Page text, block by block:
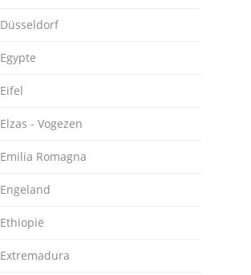
Düsseldorf
Egypte
Eifel
Elzas - Vogezen
Emilia Romagna
Engeland
Ethiopië
Extremadura